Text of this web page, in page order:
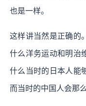
也是一样。
这样讲当然是正确的
什么洋务运动和明治
什么当时的日本人能
而当时的中国人会那